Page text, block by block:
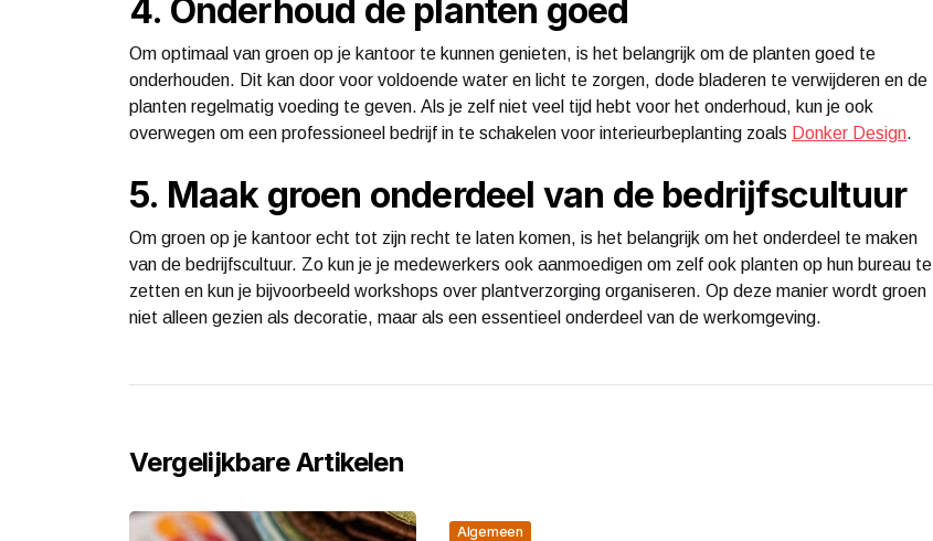
4. Onderhoud de planten goed
Om optimaal van groen op je kantoor te kunnen genieten, is het belangrijk om de planten goed te
onderhouden. Dit kan door voor voldoende water en licht te zorgen, dode bladeren te verwijderen en de
planten regelmatig voeding te geven. Als je zelf niet veel tijd hebt voor het onderhoud, kun je ook
overwegen om een professioneel bedrijf in te schakelen voor interieurbeplanting zoals Donker Design.
5. Maak groen onderdeel van de bedrijfscultuur
Om groen op je kantoor echt tot zijn recht te laten komen, is het belangrijk om het onderdeel te maken
van de bedrijfscultuur. Zo kun je je medewerkers ook aanmoedigen om zelf ook planten op hun bureau te
zetten en kun je bijvoorbeeld workshops over plantverzorging organiseren. Op deze manier wordt groen
niet alleen gezien als decoratie, maar als een essentieel onderdeel van de werkomgeving.
Vergelijkbare Artikelen
Algemeen